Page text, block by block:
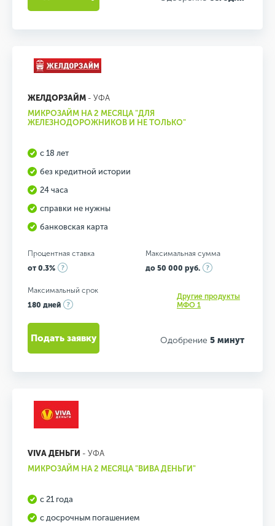
ЖЕЛДОРЗАЙМ - УФА
МИКРОЗАЙМ НА 2 МЕСЯЦА "ДЛЯ
ЖЕЛЕЗНОДОРОЖНИКОВ И НЕ ТОЛЬКО"
с 18 лет
без кредитной истории
24 часа
справки не нужны
банковская карта
Процентная ставка
от 0.3%
Максимальная сумма
до 50 000 руб.
Максимальный срок
180 дней
Другие продукты
МФО 1
Одобрение 5 минут
Подать заявку
VIVA ДЕНЬГИ - УФА
МИКРОЗАЙМ НА 2 МЕСЯЦА "ВИВА ДЕНЬГИ"
с 21 года
с досрочным погашением